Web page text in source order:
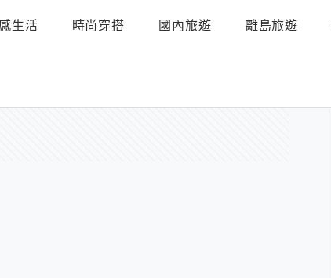
生活 時尚穿搭 國內旅遊 離島旅遊